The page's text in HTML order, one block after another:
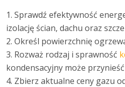
Sprawdź efektywność
izolację ścian, dachu oraz
Określ powierzchnię
Rozważ rodzaj i sprawność
kondensacyjny może
Zbierz aktualne ceny gazu